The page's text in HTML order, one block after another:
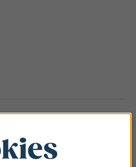
utseende i köket